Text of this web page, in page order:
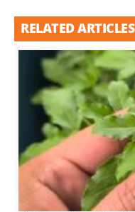
RELATED ARTICLES